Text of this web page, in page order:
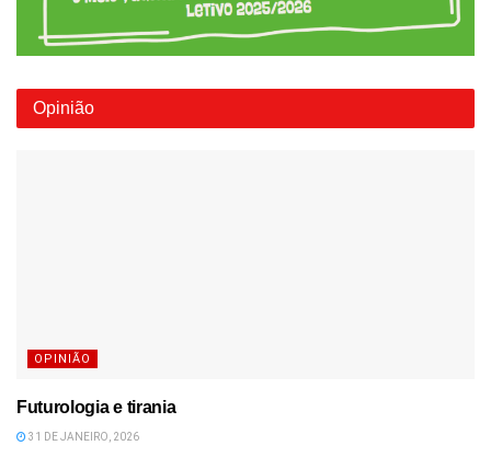
Opinião
OPINIÃO
Futurologia e tirania
31 DE JANEIRO, 2026